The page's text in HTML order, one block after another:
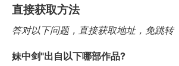
直接获取方法
答对以下问题，直接获取地址，免跳转
妹中剑"出自以下哪部作品?